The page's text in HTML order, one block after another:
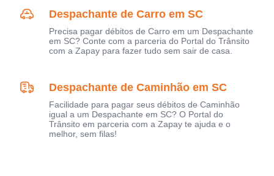
Despachante de Carro em SC
Precisa pagar débitos de Carro em um Despachante
em SC? Conte com a parceria do Portal do Trânsito
com a Zapay para fazer tudo sem sair de casa.
Despachante de Caminhão em SC
Facilidade para pagar seus débitos de Caminhão
igual a um Despachante em SC? O Portal do
Trânsito em parceria com a Zapay te ajuda e o
melhor, sem filas!